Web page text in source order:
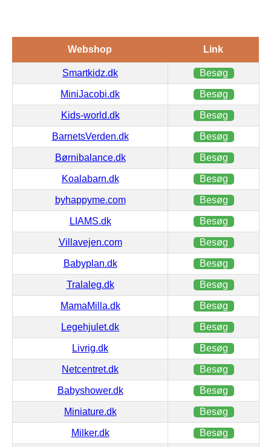
Webshop Link
Smartkidz.dk Besøg
MiniJacobi.dk Besøg
Kids-world.dk Besøg
BarnetsVerden.dk Besøg
Børnibalance.dk Besøg
Koalabarn.dk Besøg
byhappyme.com Besøg
LIAMS.dk Besøg
Villavejen.com Besøg
Babyplan.dk Besøg
Tralaleg.dk Besøg
MamaMilla.dk Besøg
Legehjulet.dk Besøg
Livrig.dk Besøg
Netcentret.dk Besøg
Babyshower.dk Besøg
Miniature.dk Besøg
Milker.dk Besøg